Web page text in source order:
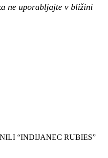
ne uporabljajte v bližini
“INDIJANEC RUBIES”